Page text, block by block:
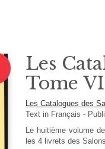
Les
Tome
Les Catalogues des
Text in Français-
Le huitième volume
les 4 livrets des